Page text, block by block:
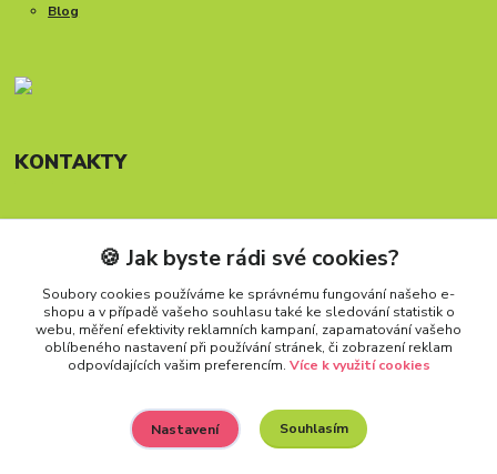
Blog
KONTAKTY
Telefon: +420 777 288 882
Provozní doba Po-Pá, 8-15:30 hod.
info@carforkids.cz
🍪 Jak byste rádi své cookies?
Soubory cookies používáme ke správnému fungování našeho e-
shopu a v případě vašeho souhlasu také ke sledování statistik o
webu, měření efektivity reklamních kampaní, zapamatování vašeho
oblíbeného nastavení při používání stránek, či zobrazení reklam
odpovídajících vašim preferencím. Více k využití cookies
Nastavení Souhlasím